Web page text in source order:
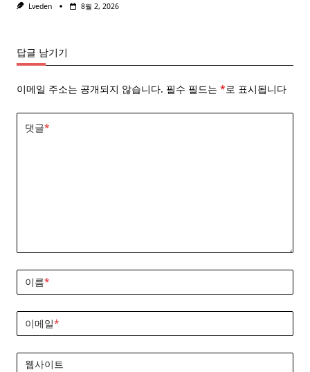
Lveden 8월 2, 2026
답글 남기기
이메일 주소는 공개되지 않습니다. 필수 필드는 *로 표시됩니다
댓글*
이름*
이메일*
웹사이트